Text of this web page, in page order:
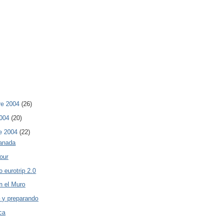
2004 (26)
(20)
2004 (22)
eurotrip 2.0
el Muro
y preparando